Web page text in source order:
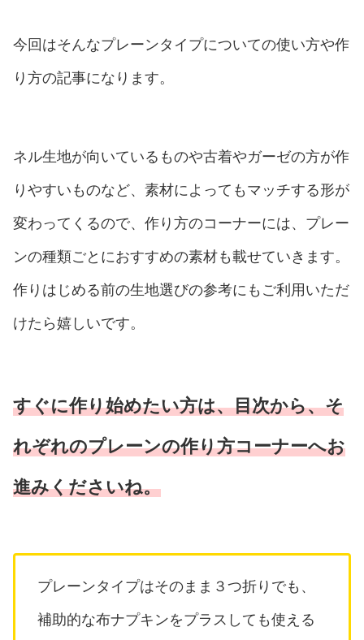
今回はそんなプレーンタイプについての使い方や作
り方の記事になります。
ネル生地が向いているものや古着やガーゼの方が作
りやすいものなど、素材によってもマッチする形が
変わってくるので、作り方のコーナーには、プレー
ンの種類ごとにおすすめの素材も載せていきます。
作りはじめる前の生地選びの参考にもご利用いただ
けたら嬉しいです。
すぐに作り始めたい方は、目次から、そ
れぞれのプレーンの作り方コーナーへお
進みくださいね。
プレーンタイプはそのまま３つ折りでも、
補助的な布ナプキンをプラスしても使える